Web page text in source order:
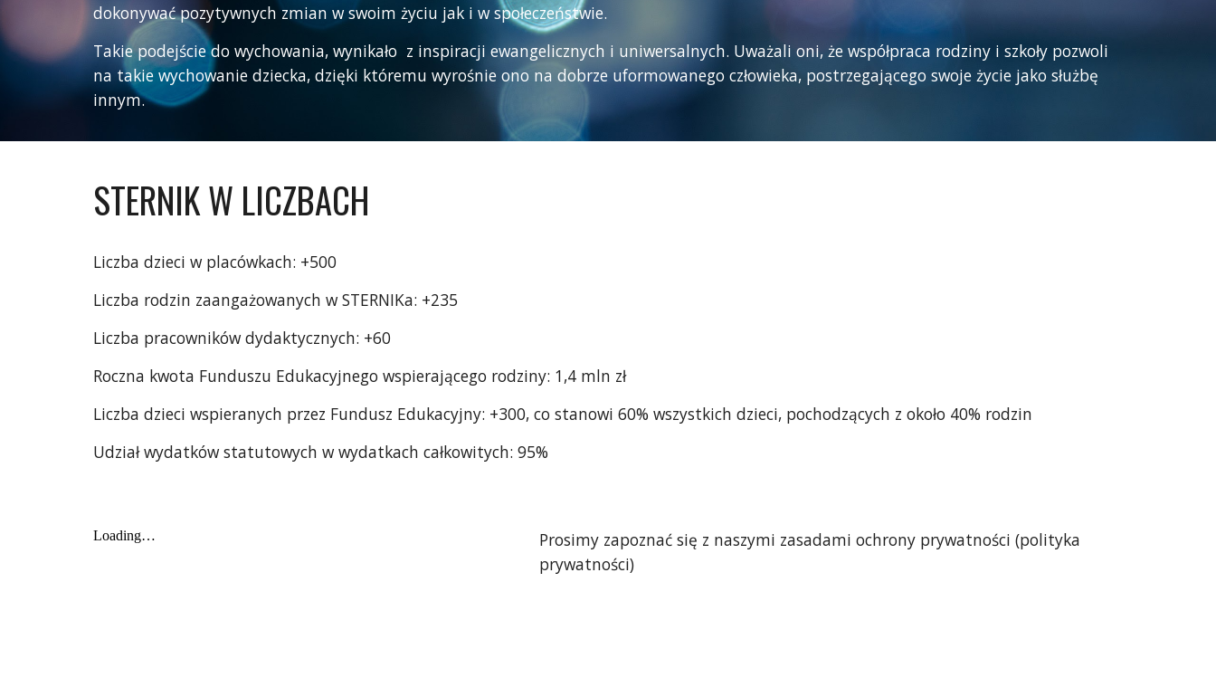
dokonywać pozytywnych zmian w swoim życiu jak i w społeczeństwie.
Takie podejście do wychowania, wynikało z inspiracji ewangelicznych i uniwersalnych. Uważali oni, że współpraca rodziny i szkoły pozwoli
na takie wychowanie dziecka, dzięki któremu wyrośnie ono na dobrze uformowanego człowieka, postrzegającego swoje życie jako służbę
innym.
STERNIK W LICZBACH
Liczba dzieci w placówkach: +500
Liczba rodzin zaangażowanych w STERNIKa: +235
Liczba pracowników dydaktycznych: +60
Roczna kwota Funduszu Edukacyjnego wspierającego rodziny: 1,4 mln zł
Liczba dzieci wspieranych przez Fundusz Edukacyjny: +300, co stanowi 60% wszystkich dzieci, pochodzących z około 40% rodzin
Udział wydatków statutowych w wydatkach całkowitych: 95%
Prosimy zapoznać się z naszymi zasadami ochrony prywatności (polityka
prywatności)